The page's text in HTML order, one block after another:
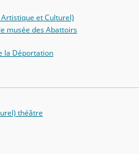
Artistique et Culturel)
musée des Abattoirs
la Déportation
théâtre